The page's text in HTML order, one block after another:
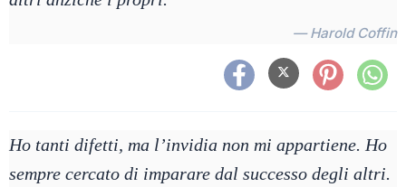
— Harold Coffin
Ho tanti difetti, ma l’invidia non mi appartiene. Ho
sempre cercato di imparare dal successo degli altri.